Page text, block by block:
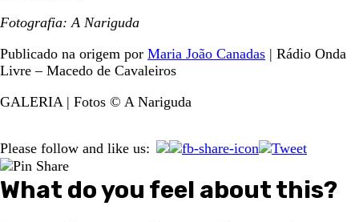
Fotografia: A Nariguda
Publicado na origem por Maria João Canadas | Rádio Onda
Livre – Macedo de Cavaleiros
GALERIA | Fotos © A Nariguda
Please follow and like us:
What do you feel about this?